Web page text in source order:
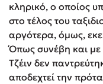
κληρικό, ο οποίος
στο τέλος του
αργότερα, όμως,
Όπως συνέβη και
Τζέιν δεν
αποδεχτεί την